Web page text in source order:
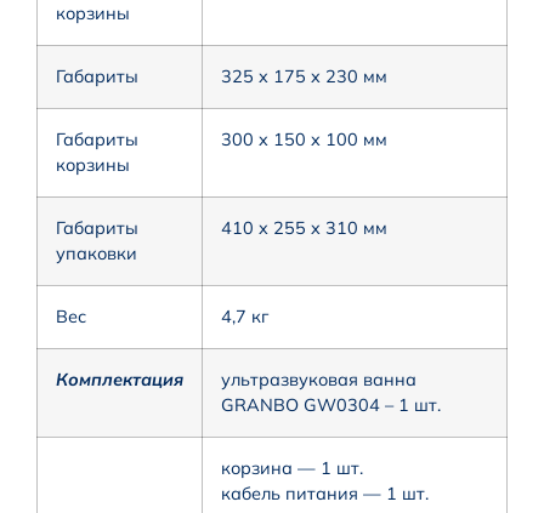
корзины
Габариты 325 x 175 x 230 мм
Габариты
корзины
300 x 150 x 100 мм
Габариты
упаковки
410 x 255 x 310 мм
Вес 4,7 кг
Комплектация
ультразвуковая ванна
GRANBO GW0304 – 1 шт.
корзина — 1 шт.
кабель питания — 1 шт.